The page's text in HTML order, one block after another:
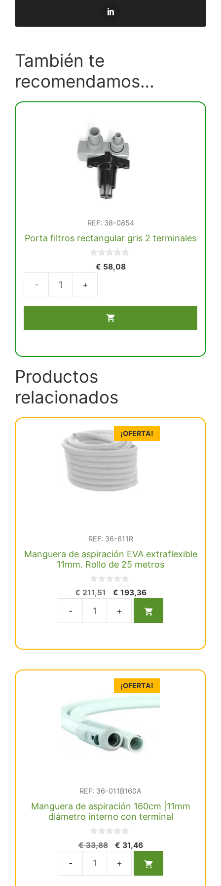
También te
recomendamos…
REF: 38-0854
Porta filtros rectangular gris 2 terminales
d € 58,08
filtros
rectangular
gris
terminales
Productos
relacionados
¡OFERTA!
REF: 36-611R
Manguera de aspiración EVA extraflexible
11mm. Rollo de 25 metros
0
d
5
€211,51
El
original
€ 193,36El
actual
Manguera
extraflexible
11mm.
Rollo
de
metros
cantidad
¡OFERTA!
REF: 36-011B160A
Manguera de aspiración 160cm |11mm
diámetro interno con terminal
0
d
5
€33,88
El
original
era:
€ 31,46El
actual
es:
Manguera